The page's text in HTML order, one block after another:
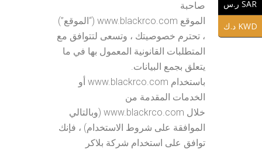
صاحبة
الموقع www.blackrco.com (“الموقع”)
، تحترم خصوصيتك ، وتسعى لتتوافق مع
المتطلبات القانونية المعمول بها في ما
يتعلق بجمع البيانات.
باستخدام www.blackrco.com أو
الخدمات المقدمة من
خلال www.blackrco.com (وبالتالي
الموافقة على شروط الاستخدام) ، فإنك
توافق على استخدام شركة بلاكر
SAR ر.س
KWD د.ك